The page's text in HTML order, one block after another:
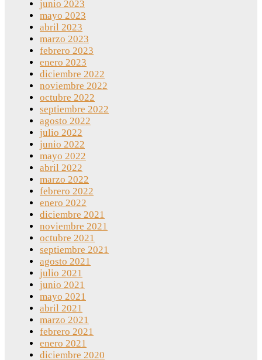
junio 2023
mayo 2023
abril 2023
marzo 2023
febrero 2023
enero 2023
diciembre 2022
noviembre 2022
octubre 2022
septiembre 2022
agosto 2022
julio 2022
junio 2022
mayo 2022
abril 2022
marzo 2022
febrero 2022
enero 2022
diciembre 2021
noviembre 2021
octubre 2021
septiembre 2021
agosto 2021
julio 2021
junio 2021
mayo 2021
abril 2021
marzo 2021
febrero 2021
enero 2021
diciembre 2020